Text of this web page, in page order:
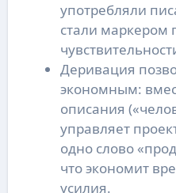
употребляли
стали маркером
Деривация
экономным:
описания
управляет
одно слово
что экономит
усилия.